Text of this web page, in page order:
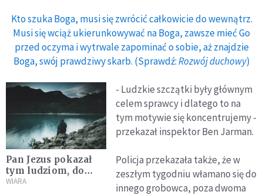
Kto szuka Boga, musi się zwrócić całkowicie do wewnątrz.
Musi się wciąż ukierunkowywać na Boga, zawsze mieć Go
przed oczyma i wytrwale zapominać o sobie, aż znajdzie
Boga, swój prawdziwy skarb. (Sprawdź:Rozwój duchowy)
Pan Jezus pokazał
tym ludziom, do
czego prowadzi
WIARA
- Ludzkie szczątki były głównym
celem sprawcy i dlatego to na
tym motywie się koncentrujemy -
przekazał inspektor Ben Jarman.
Policja przekazała także, że w
zeszłym tygodniu włamano się do
innego grobowca, poza dwoma